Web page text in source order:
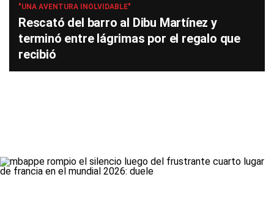
"UNA AVENTURA INOLVIDABLE"
Rescató del barro al Dibu Martínez y
terminó entre lágrimas por el regalo que
recibió